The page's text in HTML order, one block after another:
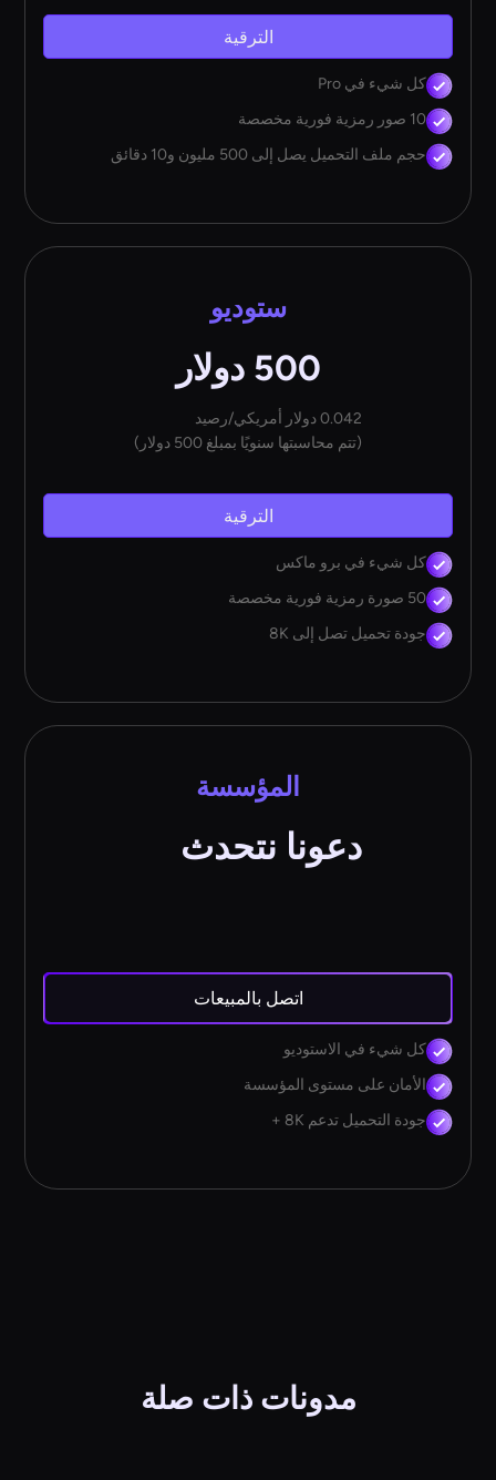
الترقية
كل شيء في Pro
10 صور رمزية فورية مخصصة
حجم ملف التحميل يصل إلى 500 مليون و10 دقائق
ستوديو
500 دولار
0.042 دولار أمريكي/رصيد
(تتم محاسبتها سنويًا بمبلغ 500 دولار)
الترقية
كل شيء في برو ماكس
50 صورة رمزية فورية مخصصة
جودة تحميل تصل إلى 8K
المؤسسة
دعونا نتحدث
اتصل بالمبيعات
كل شيء في الاستوديو
الأمان على مستوى المؤسسة
جودة التحميل تدعم 8K +
مدونات ذات صلة